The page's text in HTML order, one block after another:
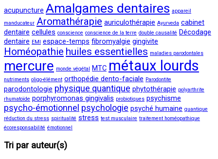
acupuncture Amalgames dentaires appareil
manducateur Aromathérapie auriculothérapie Ayurveda cabinet
dentaire cellules conscience conscience de la terre double causalité Décodage
dentaire EMI espace-temps fibromyalgie gingivite
Homéopathie huiles essentielles maladies parodontales
mercure monde végétal MTC métaux lourds
nutriments oligo-élément orthopédie dento-faciale Parodontite
parodontologie physique quantique phytothérapie polyarthrite
rhumatoïde porphyromonas gingivalis probiotiques psychisme
psycho-émotionnel psychologie psyché humaine quantique
réduction du stress spiritualité stress test musculaire traitement homéopathique
écoresponsabilité émotionnel
Tri par auteur(s)